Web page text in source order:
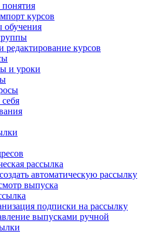
курсов
обучения
редактирование курсов
и уроки
рассылка
автоматическую рассылку
выпуска
подписки на рассылку
выпусками ручной